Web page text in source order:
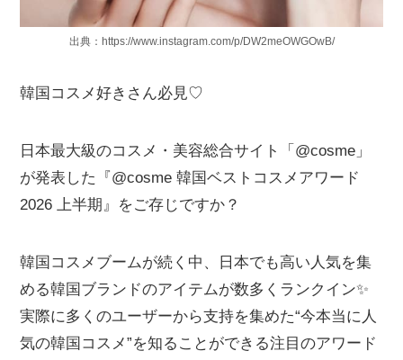
出典：https://www.instagram.com/p/DW2meOWGOwB/
韓国コスメ好きさん必見♡
日本最大級のコスメ・美容総合サイト「@cosme」
が発表した『@cosme 韓国ベストコスメアワード
2026 上半期』をご存じですか？
韓国コスメブームが続く中、日本でも高い人気を集
める韓国ブランドのアイテムが数多くランクイン✨
実際に多くのユーザーから支持を集めた“今本当に人
気の韓国コスメ”を知ることができる注目のアワード